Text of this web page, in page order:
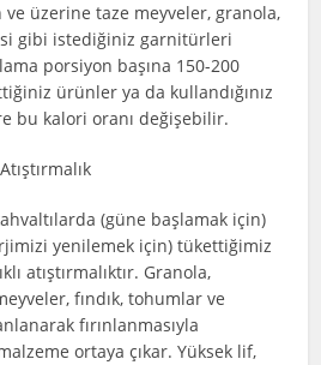
ve üzerine taze meyveler, granola,
gibi istediğiniz garnitürleri
porsiyon başına 150-200
ürünler ya da kullandığınız
bu kalori oranı değişebilir.
(güne başlamak için)
yenilemek için) tükettiğimiz
atıştırmalıktır. Granola,
fındık, tohumlar ve
fırınlanmasıyla
ortaya çıkar. Yüksek lif,